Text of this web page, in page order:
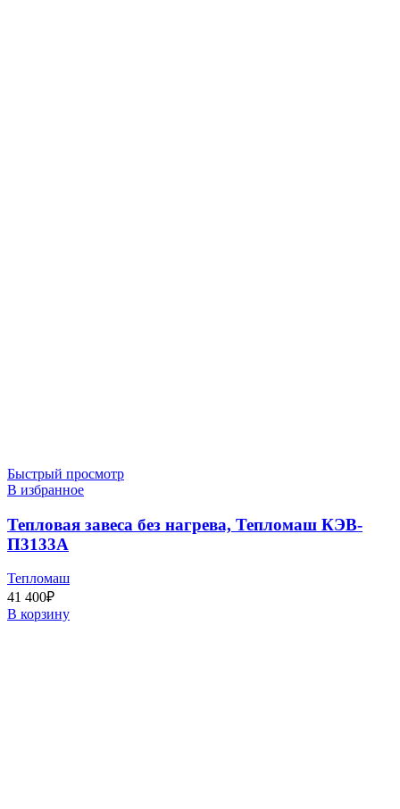
Быстрый просмотр
В избранное
Тепловая завеса без нагрева, Тепломаш КЭВ-
П3133А
Тепломаш
41 400₽
В корзину